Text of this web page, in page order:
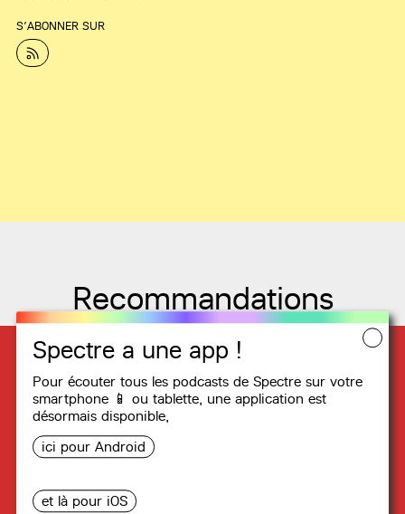
Spectre a une app !
Pour écouter tous les podcasts de Spectre sur votre
smartphone 📱 ou tablette, uneapplication est
désormais disponible,
ici pour Android
et là pour iOS
S’ABONNER SUR
Recommandations